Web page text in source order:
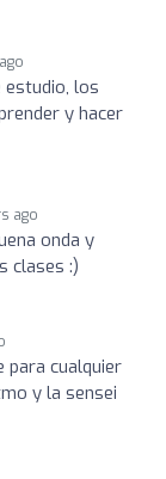
estudio, los
y hacer
ago
onda y
clases :)
para cualquier
y la sensei